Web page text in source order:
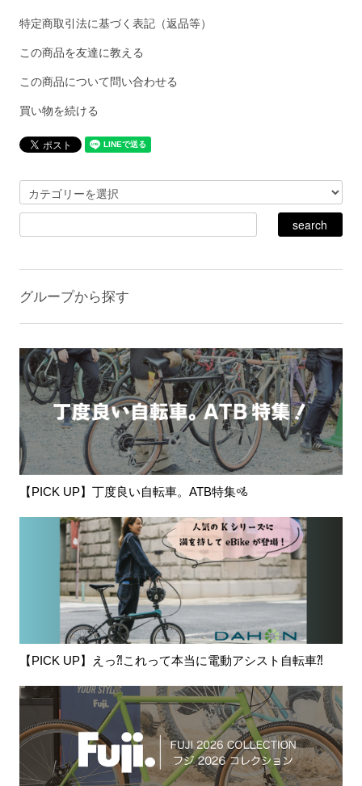
特定商取引法に基づく表記（返品等）
この商品を友達に教える
この商品について問い合わせる
買い物を続ける
グループから探す
【PICK UP】丁度良い自転車。ATB特集🚵
【PICK UP】えっ⁈これって本当に電動アシスト自転車⁈